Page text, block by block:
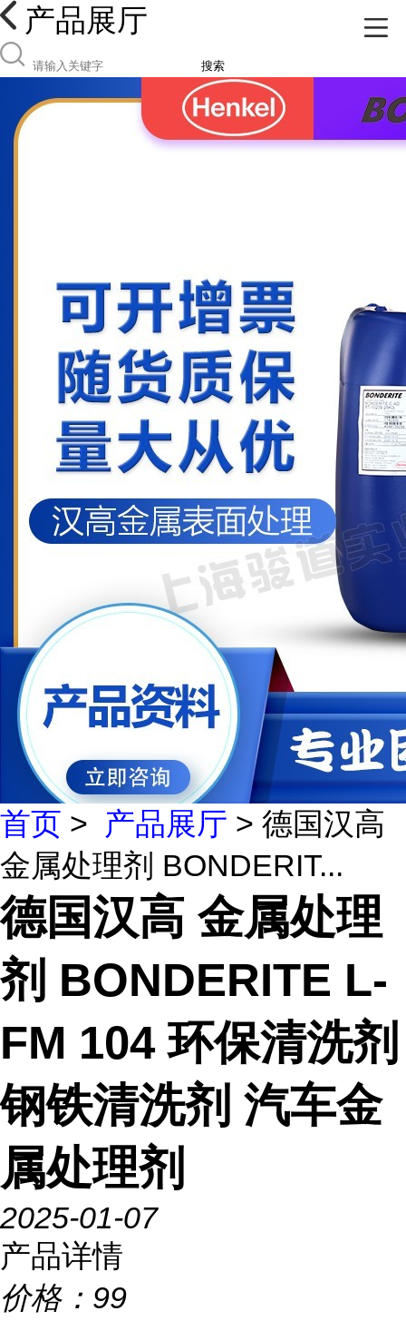
产品展厅
搜索
首页 > 产品展厅 > 德国汉高
金属处理剂 BONDERIT...
德国汉高 金属处理
剂 BONDERITE L-
FM 104 环保清洗剂
钢铁清洗剂 汽车金
属处理剂
2025-01-07
产品详情
价格： 99